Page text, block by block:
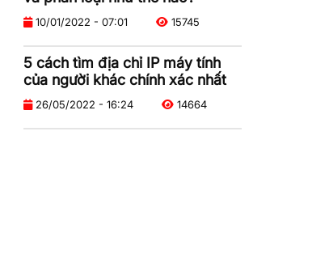
10/01/2022 - 07:01 15745
5 cách tìm địa chỉ IP máy tính
của người khác chính xác nhất
26/05/2022 - 16:24 14664